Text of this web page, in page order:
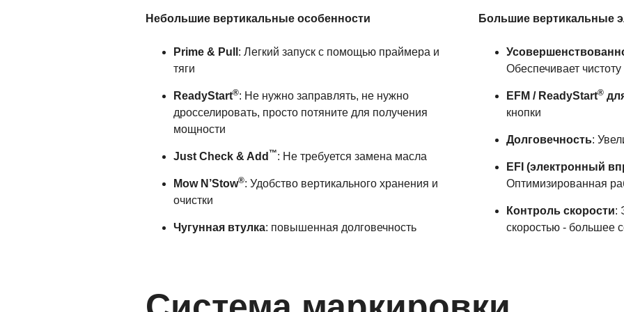
Небольшие вертикальные особенности
Prime & Pull : Легкий запуск с помощью праймера и
тяги
ReadyStart®: Не нужно заправлять, не нужно
дросселировать, просто потяните для получения
мощности
Just Check & Add ™: Не требуется замена масла
Mow N’Stow®: Удобство вертикального хранения и
очистки
Чугунная втулка: повышенная долговечность
Большие вертикальные
Обеспечивает чистоту
EFM / ReadyStart®
кнопки
Долговечность:
EFI (электронный
Оптимизированная
Контроль скорости:
скоростью - большее